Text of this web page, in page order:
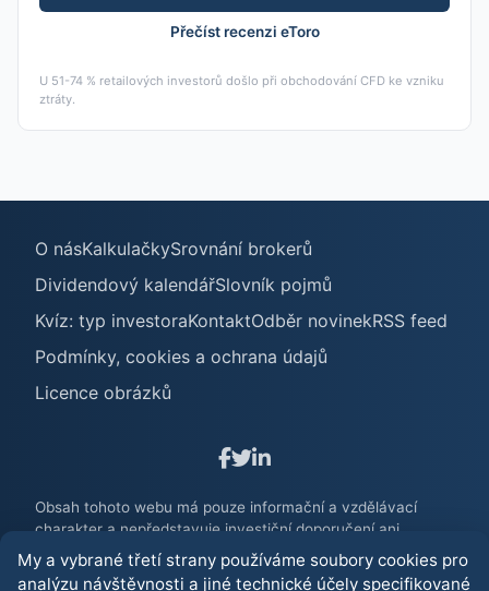
Přečíst recenzi eToro
U 51-74 % retailových investorů došlo při obchodování CFD ke vzniku
ztráty.
O násKalkulačkySrovnání brokerů
Dividendový kalendářSlovník pojmů
Kvíz: typ investoraKontaktOdběr novinekRSS feed
Podmínky, cookies a ochrana údajů
Licence obrázků
Obsah tohoto webu má pouze informační a vzdělávací
charakter a nepředstavuje investiční doporučení ani
poradenství. Investování na finančních trzích je spojeno s
rizikem ztráty. Před jakýmkoliv investičním rozhodnutím
My a vybrané třetí strany používáme soubory cookies pro
analýzu návštěvnosti a jiné technické účely specifikované